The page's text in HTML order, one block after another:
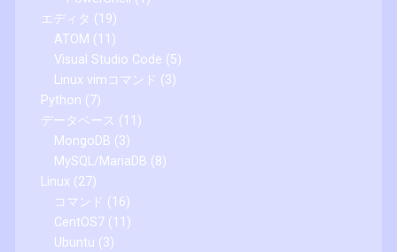
エディタ (19)
ATOM (11)
Visual Studio Code (5)
Linux vimコマンド (3)
Python (7)
データベース (11)
MongoDB (3)
MySQL/MariaDB (8)
Linux (27)
コマンド (16)
CentOS7(11)
Ubuntu (3)